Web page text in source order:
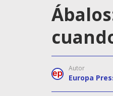
Autor
Europa